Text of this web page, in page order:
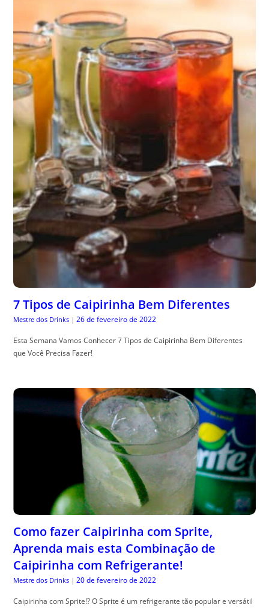
7 Tipos de Caipirinha Bem Diferentes
Mestre dos Drinks | 26 de fevereiro de 2022
Esta Semana Vamos Conhecer 7 Tipos de Caipirinha Bem Diferentes
que Você Precisa Fazer!
Como fazer Caipirinha com Sprite,
Aprenda mais esta Combinação de
Caipirinha com Refrigerante!
Mestre dos Drinks | 20 de fevereiro de 2022
Caipirinha com Sprite!? O Sprite é um refrigerante tão popular e versátil